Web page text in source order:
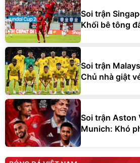
Soi trận
Khối bê tông
Soi trận
Chủ nhà giật
Soi trận Aston
Munich: Khó